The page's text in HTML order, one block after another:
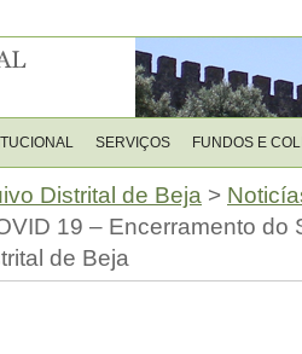
SERVIÇOS FUNDOS E
Distrital de Beja >
19 – Encerramento do
de Beja